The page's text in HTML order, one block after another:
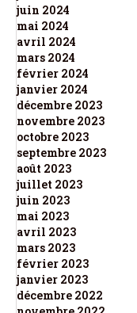
juin 2024
mai 2024
avril 2024
mars 2024
février 2024
janvier 2024
décembre 2023
novembre 2023
octobre 2023
septembre 2023
août 2023
juillet 2023
juin 2023
mai 2023
avril 2023
mars 2023
février 2023
janvier 2023
décembre 2022